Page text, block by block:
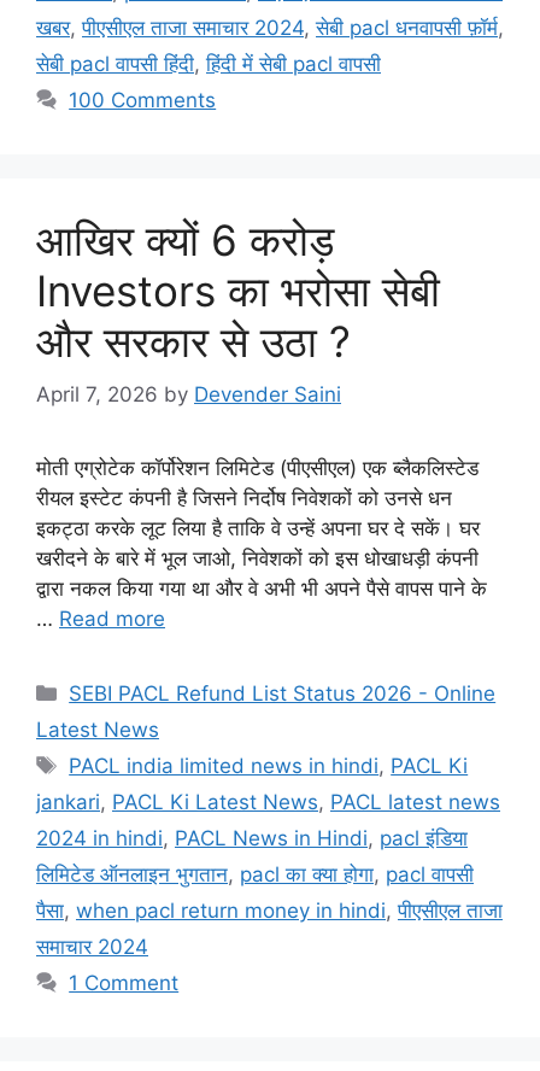
खबर,पीएसीएल ताजा समाचार 2024,सेबी pacl धनवापसी फ़ॉर्म,
सेबी pacl वापसी हिंदी,हिंदी में सेबी pacl वापसी
100 Comments
आखिर क्यों 6 करोड़
Investors का भरोसा सेबी
और सरकार से उठा ?
April 7, 2026 by Devender Saini
मोती एग्रोटेक कॉर्पोरेशन लिमिटेड (पीएसीएल) एक ब्लैकलिस्टेड
रीयल इस्टेट कंपनी है जिसने निर्दोष निवेशकों को उनसे धन
इकट्ठा करके लूट लिया है ताकि वे उन्हें अपना घर दे सकें। घर
खरीदने के बारे में भूल जाओ, निवेशकों को इस धोखाधड़ी कंपनी
द्वारा नकल किया गया था और वे अभी भी अपने पैसे वापस पाने के
… Read more
Categories
SEBI PACL Refund List Status 2026 - Online
Latest News
Tags
PACL india limited news in hindi, PACL Ki
jankari, PACL Ki Latest News, PACL latest news
2024 in hindi, PACL News in Hindi, pacl इंडिया
लिमिटेड ऑनलाइन भुगतान, pacl का क्या होगा, pacl वापसी
पैसा, when pacl return money in hindi,पीएसीएल ताजा
समाचार 2024
1 Comment